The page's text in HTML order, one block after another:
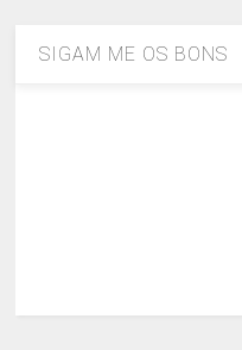
SIGAM ME OS BONS